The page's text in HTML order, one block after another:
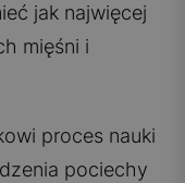
jak najwięcej
mięśni i
proces nauki
pociechy